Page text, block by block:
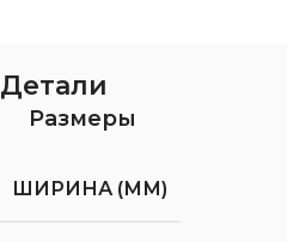
Детали
Размеры
ШИРИНА (ММ)